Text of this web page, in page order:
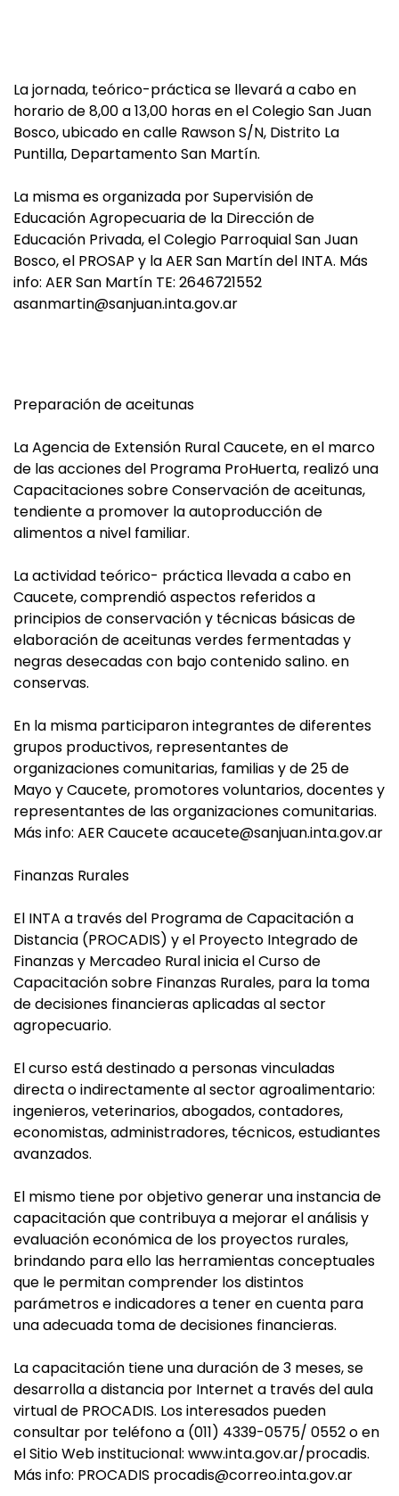
La jornada, teórico-práctica se llevará a cabo en
horario de 8,00 a 13,00 horas en el Colegio San Juan
Bosco, ubicado en calle Rawson S/N, Distrito La
Puntilla, Departamento San Martín.
La misma es organizada por Supervisión de
Educación Agropecuaria de la Dirección de
Educación Privada, el Colegio Parroquial San Juan
Bosco, el PROSAP y la AER San Martín del INTA. Más
info: AER San Martín TE: 2646721552
asanmartin@sanjuan.inta.gov.ar
Preparación de aceitunas
La Agencia de Extensión Rural Caucete, en el marco
de las acciones del Programa ProHuerta, realizó una
Capacitaciones sobre Conservación de aceitunas,
tendiente a promover la autoproducción de
alimentos a nivel familiar.
La actividad teórico- práctica llevada a cabo en
Caucete, comprendió aspectos referidos a
principios de conservación y técnicas básicas de
elaboración de aceitunas verdes fermentadas y
negras desecadas con bajo contenido salino. en
conservas.
En la misma participaron integrantes de diferentes
grupos productivos, representantes de
organizaciones comunitarias, familias y de 25 de
Mayo y Caucete, promotores voluntarios, docentes y
representantes de las organizaciones comunitarias.
Más info: AER Cauceteacaucete@sanjuan.inta.gov.ar
Finanzas Rurales
El INTA a través del Programa de Capacitación a
Distancia (PROCADIS) y el Proyecto Integrado de
Finanzas y Mercadeo Rural inicia el Curso de
Capacitación sobre Finanzas Rurales, para la toma
de decisiones financieras aplicadas al sector
agropecuario.
El curso está destinado a personas vinculadas
directa o indirectamente al sector agroalimentario:
ingenieros, veterinarios, abogados, contadores,
economistas, administradores, técnicos, estudiantes
avanzados.
El mismo tiene por objetivo generar una instancia de
capacitación que contribuya a mejorar el análisis y
evaluación económica de los proyectos rurales,
brindando para ello las herramientas conceptuales
que le permitan comprender los distintos
parámetros e indicadores a tener en cuenta para
una adecuada toma de decisiones financieras.
La capacitación tiene una duración de 3 meses, se
desarrolla a distancia por Internet a través del aula
virtual de PROCADIS. Los interesados pueden
consultar por teléfono a (011) 4339-0575/ 0552 o en
el Sitio Web institucional: www.inta.gov.ar/procadis.
Más info: PROCADIS procadis@correo.inta.gov.ar